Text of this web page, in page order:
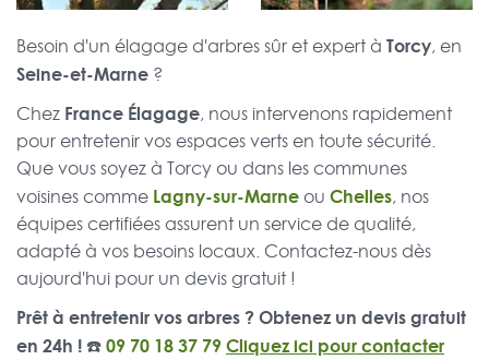
Besoin d'un élagage d'arbres sûr et expert à Torcy, en
Seine-et-Marne ?
Chez France Élagage, nous intervenons rapidement
pour entretenir vos espaces verts en toute sécurité.
Que vous soyez à Torcy ou dans les communes
voisines comme Lagny-sur-Marneou Chelles, nos
équipes certifiées assurent un service de qualité,
adapté à vos besoins locaux. Contactez-nous dès
aujourd'hui pour un devis gratuit !
Prêt à entretenir vos arbres ? Obtenez un devis gratuit
en 24h ! ☎️09 70 18 37 79Cliquez ici pour contacter